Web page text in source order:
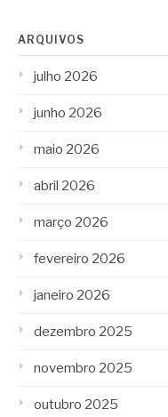
ARQUIVOS
julho 2026
junho 2026
maio 2026
abril 2026
março 2026
fevereiro 2026
janeiro 2026
dezembro 2025
novembro 2025
outubro 2025